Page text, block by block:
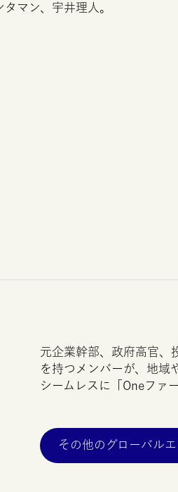
マン、宇井理人。
元企業幹部、政府高官、
を持つメンバーが、地域
シームレスに「 Oneファ
その他のグローバル